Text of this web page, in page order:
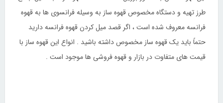
طرز تهیه و دستگاه مخصوص قهوه ساز به وسیله فرانسوی ها به قهوه
فرانسه معروف شده است ، اگر قصد میل کردن قهوه فرانسه دارید
حتماً باید یک قهوه ساز مخصوص داشته باشید . انواع این قهوه ساز با
قیمت های متفاوت در بازار و قهوه فروشی ها موجود است .